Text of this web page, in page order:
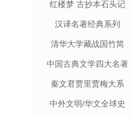
红楼梦 古抄本石头记
汉译名著经典系列
清华大学藏战国竹简
中国古典文学四大名著
秦文君贾里贾梅大系
中外文明/华文全球史